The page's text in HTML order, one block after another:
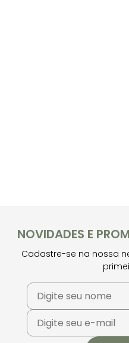
NOVIDADES E
Cadastre-se na nossa